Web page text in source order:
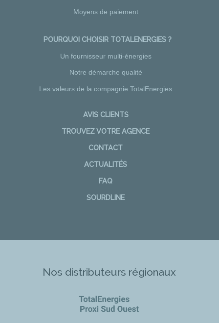
Moyens de paiement
POURQUOI CHOISIR TOTALENERGIES ?
Un fournisseur multi-énergies
Notre démarche qualité
Les valeurs de la compagnie TotalEnergies
AVIS CLIENTS
TROUVEZ VOTRE AGENCE
CONTACT
ACTUALITÉS
FAQ
SOURDLINE
Nos distributeurs régionaux